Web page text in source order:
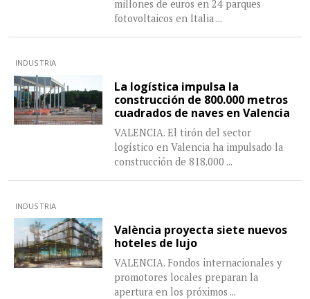
millones de euros en 24 parques
fotovoltaicos en Italia ...
INDUSTRIA
La logística impulsa la
construcción de 800.000 metros
cuadrados de naves en Valencia
VALENCIA. El tirón del sector
logístico en Valencia ha impulsado la
construcción de 818.000 ...
INDUSTRIA
València proyecta siete nuevos
hoteles de lujo
VALENCIA. Fondos internacionales y
promotores locales preparan la
apertura en los próximos ...